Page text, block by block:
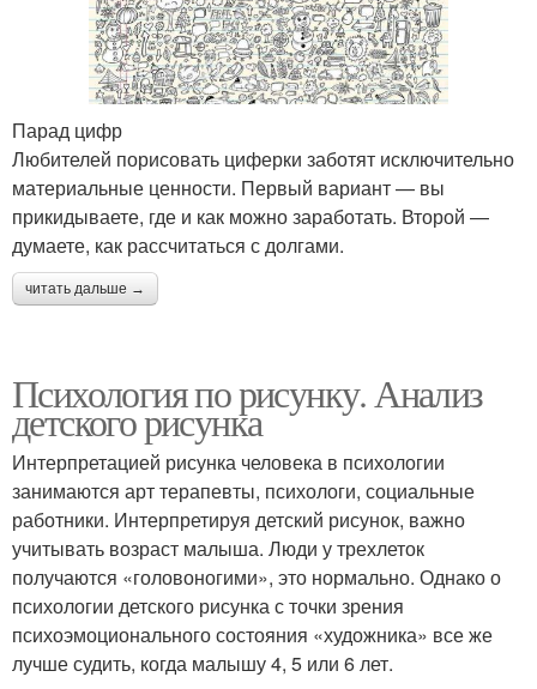
Парад цифр
Любителей порисовать циферки заботят исключительно
материальные ценности. Первый вариант — вы
прикидываете, где и как можно заработать. Второй —
думаете, как рассчитаться с долгами.
читать дальше →
Психология по рисунку. Анализ
детского рисунка
Интерпретацией рисунка человека в психологии
занимаются арт терапевты, психологи, социальные
работники. Интерпретируя детский рисунок, важно
учитывать возраст малыша. Люди у трехлеток
получаются «головоногими», это нормально. Однако о
психологии детского рисунка с точки зрения
психоэмоционального состояния «художника» все же
лучше судить, когда малышу 4, 5 или 6 лет.